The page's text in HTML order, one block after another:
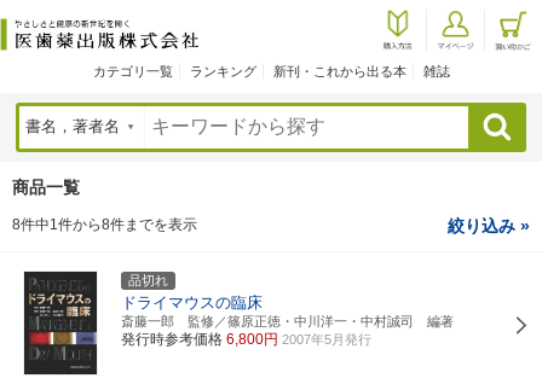
カテゴリ一覧 ランキング 新刊・これから出る本 雑誌
検索
商品一覧
8件中1件から8件までを表示 絞り込み »
品切れ
ドライマウスの臨床
斎藤一郎 監修／篠原正徳・中川洋一・中村誠司 編著
発行時参考価格 6,800円 2007年5月発行